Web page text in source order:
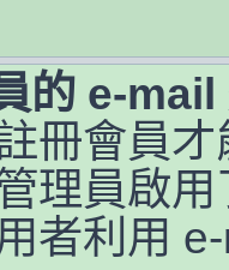
的 e-
冊會員
理員啟
者利用